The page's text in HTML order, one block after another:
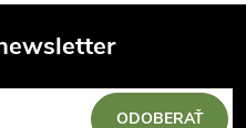
ODOBERAŤ